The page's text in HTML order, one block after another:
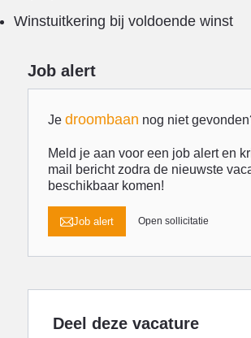
Winstuitkering bij voldoende winst
Job alert
Je droombaan nog niet
Meld je aan voor een job alert en
mail bericht zodra de nieuwste
beschikbaar komen!
Job alert Open sollicitatie
Deel deze vacature